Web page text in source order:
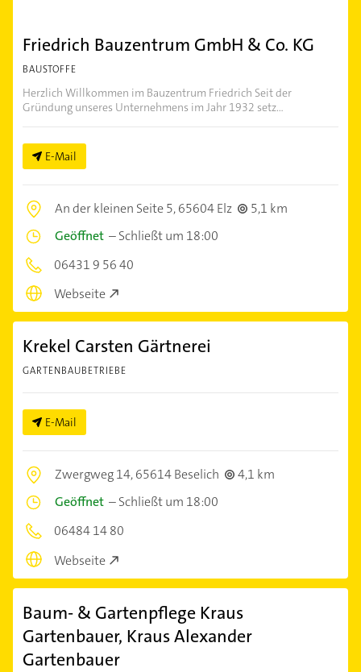
Friedrich Bauzentrum GmbH & Co. KG
BAUSTOFFE
Herzlich Willkommen im Bauzentrum Friedrich Seit der
Gründung unseres Unternehmens im Jahr 1932 setz...
E-Mail
An der kleinen Seite 5,65604 Elz
5,1 km
Geöffnet –Schließt um 18:00
06431 9 56 40
Webseite
Krekel Carsten Gärtnerei
GARTENBAUBETRIEBE
E-Mail
Zwergweg 14,65614 Beselich
4,1 km
Geöffnet –Schließt um 18:00
06484 14 80
Webseite
Baum- & Gartenpflege Kraus
Gartenbauer, Kraus Alexander
Gartenbauer